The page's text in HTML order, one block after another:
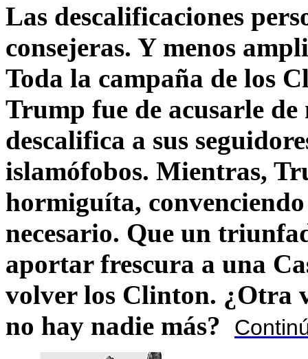
Las descalificaciones
consejeras. Y menos
Toda la campaña de los
Trump fue de acusarle
descalifica a sus
islamófobos. Mientras,
hormiguíta,
necesario. Que un
aportar frescura a una
volver los Clinton. ¿Otra
no hay nadie más?